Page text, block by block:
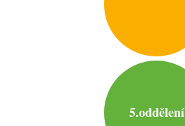
5.oddělení